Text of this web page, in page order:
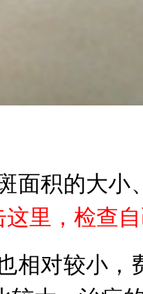
积的大小
这里，检查
对较小，